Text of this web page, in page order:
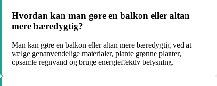
Hvordan kan man gøre en balkon eller altan
mere bæredygtig?
Man kan gøre en balkon eller altan mere bæredygtig ved at
vælge genanvendelige materialer, plante grønne planter,
opsamle regnvand og bruge energieffektiv belysning.